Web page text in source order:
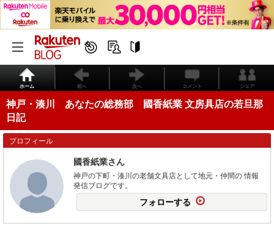
ホーム 前へ 次へ コメント シェア
神戸・湊川 あなたの総務部 國香紙業 文房具店の若旦那
日記
プロフィール
國香紙業さん
神戸の下町・湊川の老舗文具店として地元・仲間の 情報
発信ブログです。
フォローする